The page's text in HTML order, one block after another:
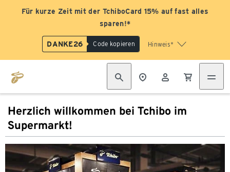
Für kurze Zeit mit der TchiboCard 15% auf fast alles
sparen!*
DANKE26 Code kopieren Hinweis*
Herzlich willkommen bei Tchibo im
Supermarkt!